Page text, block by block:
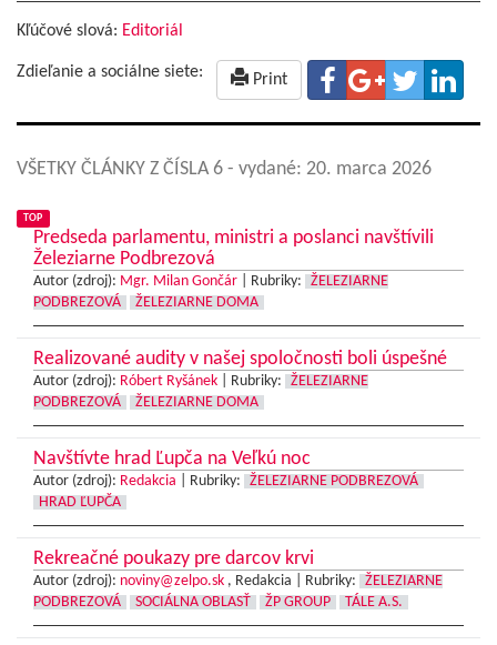
Kľúčové slová: Editoriál
Zdieľanie a sociálne siete: Print
VŠETKY ČLÁNKY Z ČÍSLA 6 - vydané: 20. marca 2026
TOP
Predseda parlamentu, ministri a poslanci navštívili
Železiarne Podbrezová
Autor (zdroj): Mgr. Milan Gončár Rubriky:
ŽELEZIARNE
PODBREZOVÁ
ŽELEZIARNE DOMA
Realizované audity v našej spoločnosti boli úspešné
Autor (zdroj): Róbert Ryšánek Rubriky:
ŽELEZIARNE
PODBREZOVÁ
ŽELEZIARNE DOMA
Navštívte hrad Ľupča na Veľkú noc
Autor (zdroj): Redakcia Rubriky:
ŽELEZIARNE PODBREZOVÁ
HRAD ĽUPČA
Rekreačné poukazy pre darcov krvi
Autor (zdroj): noviny@zelpo.sk , Redakcia | Rubriky:
ŽELEZIARNE
PODBREZOVÁ
SOCIÁLNA OBLASŤ ŽP GROUP TÁLE A.S.